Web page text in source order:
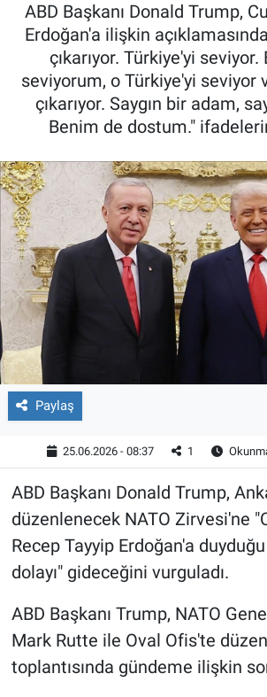
ABD Başkanı Donald Trump,
Erdoğan'a ilişkin
çıkarıyor. Türkiye'yi seviyor.
seviyorum, o Türkiye'yi seviyor
çıkarıyor. Saygın bir adam,
Benim de dostum."
Paylaş
25.06.2026 - 08:37 1
ABD Başkanı Donald Trump,
düzenlenecek NATO Zirvesi'ne
Recep Tayyip Erdoğan'a
dolayı" gideceğini vurguladı.
ABD Başkanı Trump, NATO
Mark Rutte ile Oval Ofis'te
toplantısında gündeme ilişkin